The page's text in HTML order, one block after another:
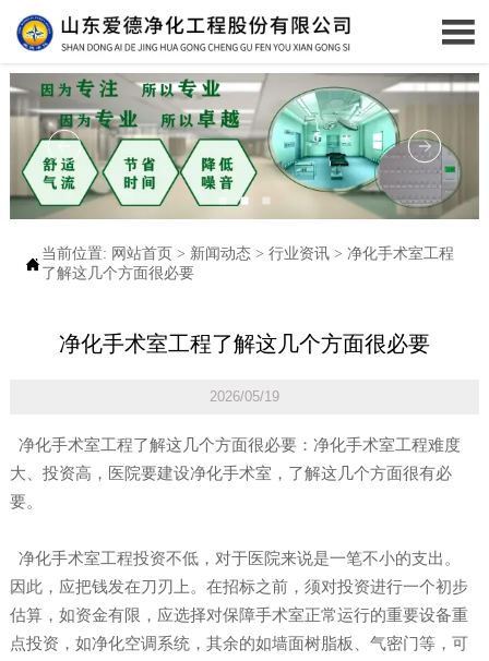


当前位置: 网站首页 > 新闻动态> 行业资讯> 净化手术室工程
了解这几个方面很必要
净化手术室工程了解这几个方面很必要
2026/05/19
净化手术室工程了解这几个方面很必要：净化手术室工程难度
大、投资高，医院要建设净化手术室，了解这几个方面很有必
要。
净化手术室工程投资不低，对于医院来说是一笔不小的支出。
因此，应把钱发在刀刃上。在招标之前，须对投资进行一个初步
估算，如资金有限，应选择对保障手术室正常运行的重要设备重
点投资，如净化空调系统，其余的如墙面树脂板、气密门等，可